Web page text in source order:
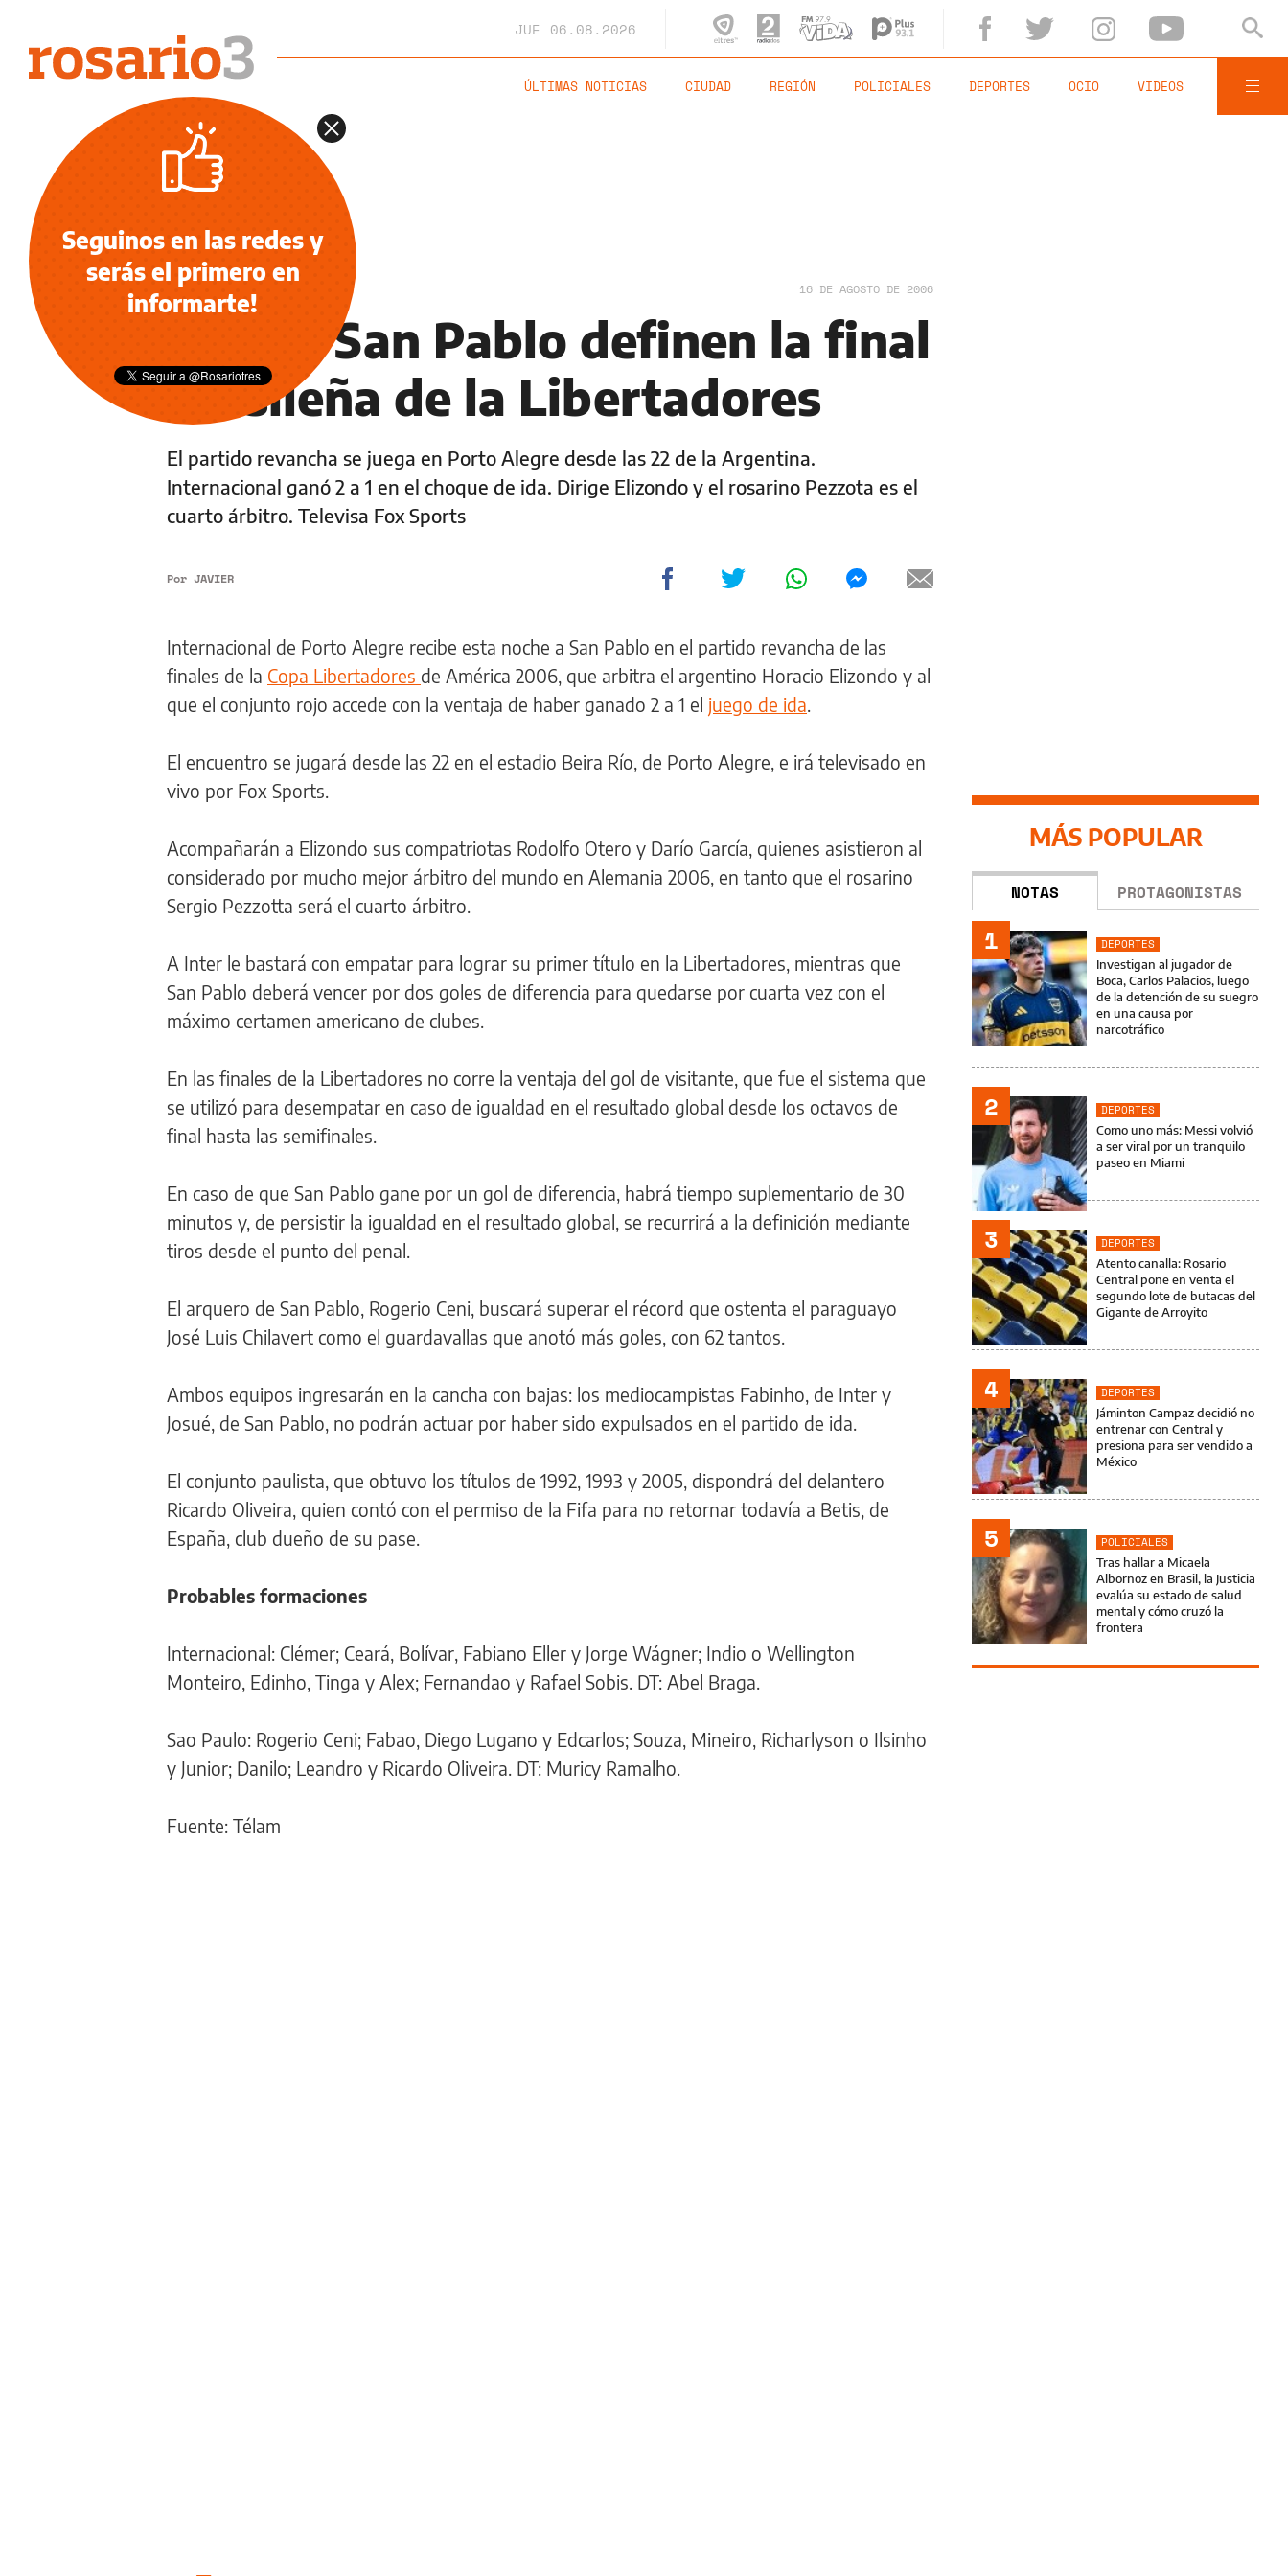
JUE 06.08.2026
ÚLTIMAS NOTICIAS CIUDAD REGIÓN POLICIALES DEPORTES OCIO VIDEOS
NOTICIAS 16 DE AGOSTO DE 2006
Inter y San Pablo definen la final
brasileña de la Libertadores
El partido revancha se juega en Porto Alegre desde las 22 de la Argentina.
Internacional ganó 2 a 1 en el choque de ida. Dirige Elizondo y el rosarino Pezzota es el
cuarto árbitro. Televisa Fox Sports
Por JAVIER
Internacional de Porto Alegre recibe esta noche a San Pablo en el partido revancha de las
finales de la Copa Libertadores de América 2006, que arbitra el argentino Horacio Elizondo y al
que el conjunto rojo accede con la ventaja de haber ganado 2 a 1 el juego de ida
El encuentro se jugará desde las 22 en el estadio Beira Río, de Porto Alegre, e irá televisado en
vivo por Fox Sports.
Acompañarán a Elizondo sus compatriotas Rodolfo Otero y Darío García, quienes asistieron al
considerado por mucho mejor árbitro del mundo en Alemania 2006, en tanto que el rosarino
Sergio Pezzotta será el cuarto árbitro.
A Inter le bastará con empatar para lograr su primer título en la Libertadores, mientras que
San Pablo deberá vencer por dos goles de diferencia para quedarse por cuarta vez con el
máximo certamen americano de clubes.
En las finales de la Libertadores no corre la ventaja del gol de visitante, que fue el sistema que
se utilizó para desempatar en caso de igualdad en el resultado global desde los octavos de
final hasta las semifinales.
En caso de que San Pablo gane por un gol de diferencia, habrá tiempo suplementario de 30
minutos y, de persistir la igualdad en el resultado global, se recurrirá a la definición mediante
tiros desde el punto del penal.
El arquero de San Pablo, Rogerio Ceni, buscará superar el récord que ostenta el paraguayo
José Luis Chilavert como el guardavallas que anotó más goles, con 62 tantos.
Ambos equipos ingresarán en la cancha con bajas: los mediocampistas Fabinho, de Inter y
Josué, de San Pablo, no podrán actuar por haber sido expulsados en el partido de ida.
El conjunto paulista, que obtuvo los títulos de 1992, 1993 y 2005, dispondrá del delantero
Ricardo Oliveira, quien contó con el permiso de la Fifa para no retornar todavía a Betis, de
España, club dueño de su pase.
Probables formaciones
Internacional: Clémer; Ceará, Bolívar, Fabiano Eller y Jorge Wágner; Indio o Wellington
Monteiro, Edinho, Tinga y Alex; Fernandao y Rafael Sobis. DT: Abel Braga.
Sao Paulo: Rogerio Ceni; Fabao, Diego Lugano y Edcarlos; Souza, Mineiro, Richarlyson o Ilsinho
y Junior; Danilo; Leandro y Ricardo Oliveira. DT: Muricy Ramalho.
Fuente: Télam
MÁS POPULAR
NOTAS PROTAGONISTAS
1
DEPORTES
Investigan al jugador de
Boca, Carlos Palacios, luego
de la detención de su suegro
en una causa por
narcotráfico
2
DEPORTES
Como uno más: Messi volvió
a ser viral por un tranquilo
paseo en Miami
3
DEPORTES
Atento canalla: Rosario
Central pone en venta el
segundo lote de butacas del
Gigante de Arroyito
4
DEPORTES
Jáminton Campaz decidió no
entrenar con Central y
presiona para ser vendido a
México
5
POLICIALES
Tras hallar a Micaela
Albornoz en Brasil, la Justicia
evalúa su estado de salud
mental y cómo cruzó la
frontera
Seguinos en las redes y
serás el primero en
informarte!